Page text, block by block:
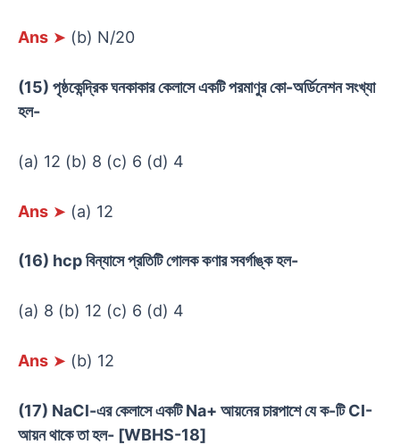
Ans ➤ (b) N/20
(15) পৃষ্ঠকেন্দ্রিক ঘনকাকার কেলাসে একটি পরমাণুর কো-অর্ডিনেশন সংখ্যা
হল-
(a) 12 (b) 8 (c) 6 (d) 4
Ans ➤ (a) 12
(16) hcp বিন্যাসে প্রতিটি গোলক কণার সবর্গাঙ্ক হল-
(a) 8 (b) 12 (c) 6 (d) 4
Ans ➤ (b) 12
(17) NaCl-এর কেলাসে একটি Na+ আয়নের চারপাশে যে ক-টি CI-
আয়ন থাকে তা হল- [WBHS-18]